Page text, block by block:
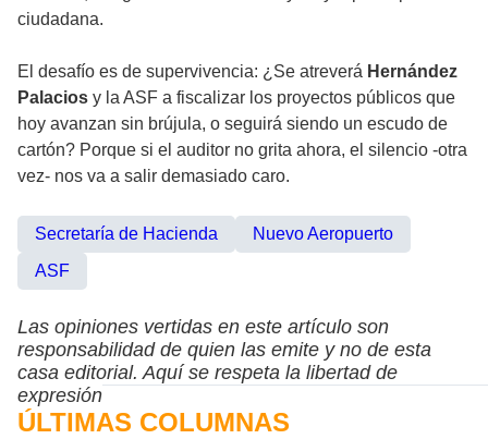
ciudadana.
El desafío es de supervivencia: ¿Se atreverá Hernández
Palacios y la ASF a fiscalizar los proyectos públicos que
hoy avanzan sin brújula, o seguirá siendo un escudo de
cartón? Porque si el auditor no grita ahora, el silencio -otra
vez- nos va a salir demasiado caro.
Secretaría de Hacienda
Nuevo Aeropuerto
ASF
Las opiniones vertidas en este artículo son
responsabilidad de quien las emite y no de esta
casa editorial. Aquí se respeta la libertad de
expresión
ÚLTIMAS COLUMNAS